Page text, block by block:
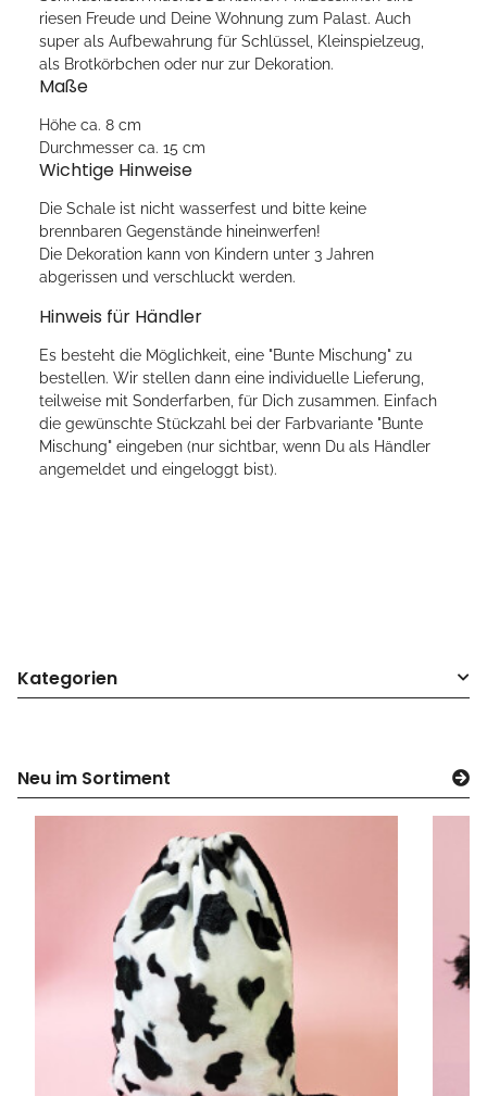
riesen Freude und Deine Wohnung zum Palast. Auch
super als Aufbewahrung für Schlüssel, Kleinspielzeug,
als Brotkörbchen oder nur zur Dekoration.
Maße
Höhe ca. 8 cm
Durchmesser ca. 15 cm
Wichtige Hinweise
Die Schale ist nicht wasserfest und bitte keine
brennbaren Gegenstände hineinwerfen!
Die Dekoration kann von Kindern unter 3 Jahren
abgerissen und verschluckt werden.
Hinweis für Händler
Es besteht die Möglichkeit, eine "Bunte Mischung" zu
bestellen. Wir stellen dann eine individuelle Lieferung,
teilweise mit Sonderfarben, für Dich zusammen. Einfach
die gewünschte Stückzahl bei der Farbvariante "Bunte
Mischung" eingeben (nur sichtbar, wenn Du als Händler
angemeldet und eingeloggt bist).
Kategorien
Neu im Sortiment